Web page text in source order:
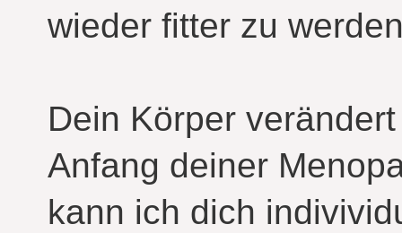
wieder fitter zu
Dein Körper
Anfang deiner
kann ich dich